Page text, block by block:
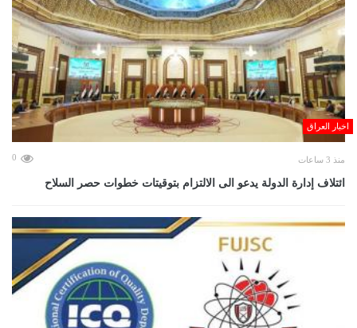
اخبار العراق
منذ 3 ساعات 0
ائتلاف إدارة الدولة يدعو الى الالتزام بتوقيتات خطوات حصر السلاح